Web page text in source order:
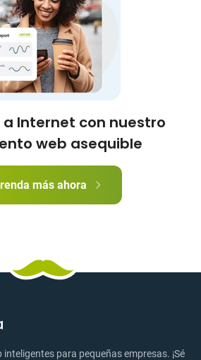
Internet con nuestro
web asequible
más ahora
para pequeñas empresas. ¡Sé